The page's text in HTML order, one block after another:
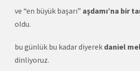
ve “en büyük başarı” aşdamı’na bir
oldu.
bu günlük bu kadar diyerek daniel
dinliyoruz.